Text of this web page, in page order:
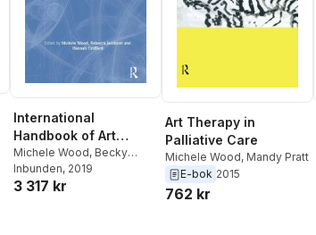
International
Handbook of Art
Therapy in Palliative
and Bereavement
Care
Michele Wood, Becky
Jacobson ,Hannah Cridford
Inbunden, 2019
3 317 kr
Art Therapy in
Palliative Care
Michele Wood, Mandy Pratt
E-bok 2015
762 kr